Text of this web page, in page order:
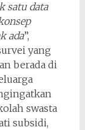
satu data
ada”,
yang
berada di
swasta
subsidi,